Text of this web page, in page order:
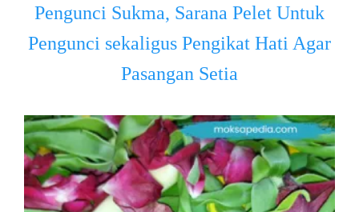
Pengunci Sukma, Sarana Pelet Untuk
Pengunci sekaligus Pengikat Hati Agar
Pasangan Setia